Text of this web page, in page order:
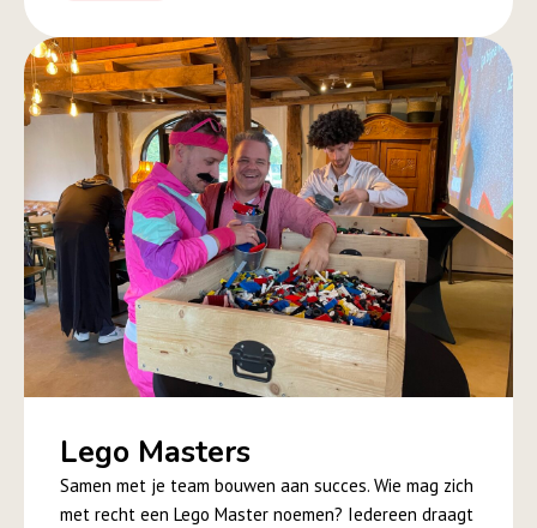
Lego Masters
Samen met je team bouwen aan succes. Wie mag zich
met recht een Lego Master noemen? Iedereen draagt